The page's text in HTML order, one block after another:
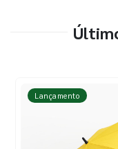
Lançamento